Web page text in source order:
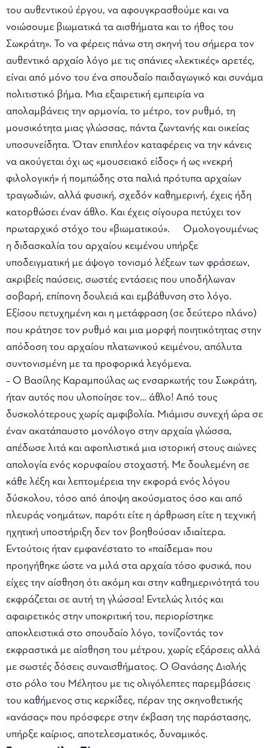
του αυθεντικού έργου, να αφουγκρασθούμε και να
νοιώσουμε βιωματικά τα αισθήματα και το ήθος του
Σωκράτη». Το να φέρεις πάνω στη σκηνή του σήμερα τον
αυθεντικό αρχαίο λόγο με τις σπάνιες «λεκτικές» αρετές,
είναι από μόνο του ένα σπουδαίο παιδαγωγικό και συνάμα
πολιτιστικό βήμα. Μια εξαιρετική εμπειρία να
απολαμβάνεις την αρμονία, το μέτρο, τον ρυθμό, τη
μουσικότητα μιας γλώσσας, πάντα ζωντανής και οικείας
υποσυνείδητα. Όταν επιπλέον καταφέρεις να την κάνεις
να ακούγεται όχι ως «μουσειακό είδος» ή ως «νεκρή
φιλολογική» ή πομπώδης στα παλιά πρότυπα αρχαίων
τραγωδιών, αλλά φυσική, σχεδόν καθημερινή, έχεις ήδη
κατορθώσει έναν άθλο. Και έχεις σίγουρα πετύχει τον
πρωταρχικό στόχο του «βιωματικού». Ομολογουμένως
η διδασκαλία του αρχαίου κειμένου υπήρξε
υποδειγματική με άψογο τονισμό λέξεων των φράσεων,
ακριβείς παύσεις, σωστές εντάσεις που υποδήλωναν
σοβαρή, επίπονη δουλειά και εμβάθυνση στο λόγο.
Εξίσου πετυχημένη και η μετάφραση (σε δεύτερο πλάνο)
που κράτησε τον ρυθμό και μια μορφή ποιητικότητας στην
απόδοση του αρχαίου πλατωνικού κειμένου, απόλυτα
συντονισμένη με τα προφορικά λεγόμενα.
– Ο Βασίλης Καραμπούλας ως ενσαρκωτής του Σωκράτη,
ήταν αυτός που υλοποίησε τον… άθλο! Από τους
δυσκολότερους χωρίς αμφιβολία. Μιάμισυ συνεχή ώρα σε
έναν ακατάπαυστο μονόλογο στην αρχαία γλώσσα,
απέδωσε λιτά και αφοπλιστικά μια ιστορική στους αιώνες
απολογία ενός κορυφαίου στοχαστή. Με δουλεμένη σε
κάθε λέξη και λεπτομέρεια την εκφορά ενός λόγου
δύσκολου, τόσο από άποψη ακούσματος όσο και από
πλευράς νοημάτων, παρότι είτε η άρθρωση είτε η τεχνική
ηχητική υποστήριξη δεν τον βοηθούσαν ιδιαίτερα.
Εντούτοις ήταν εμφανέστατο το «παίδεμα» που
προηγήθηκε ώστε να μιλά στα αρχαία τόσο φυσικά, που
είχες την αίσθηση ότι ακόμη και στην καθημερινότητά του
εκφράζεται σε αυτή τη γλώσσα! Εντελώς λιτός και
αφαιρετικός στην υποκριτική του, περιορίστηκε
αποκλειστικά στο σπουδαίο λόγο, τονίζοντάς τον
εκφραστικά με αίσθηση του μέτρου, χωρίς εξάρσεις αλλά
με σωστές δόσεις συναισθήματος. Ο Θανάσης Δισλής
στο ρόλο του Μέλητου με τις ολιγόλεπτες παρεμβάσεις
του καθήμενος στις κερκίδες, πέραν της σκηνοθετικής
«ανάσας» που πρόσφερε στην έκβαση της παράστασης,
υπήρξε καίριος, αποτελεσματικός, δυναμικός.